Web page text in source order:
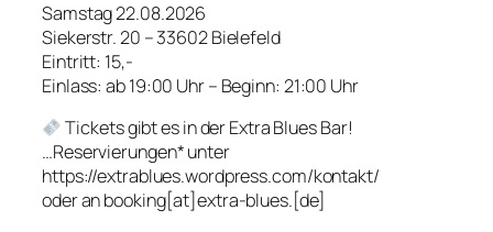
Samstag 22.08.2026
Siekerstr. 20 – 33602 Bielefeld
Eintritt: 15,-
Einlass: ab 19:00 Uhr – Beginn: 21:00 Uhr
Tickets gibt es in der Extra Blues Bar!
…Reservierungen* unter
https://extrablues.wordpress.com/kontakt/
oder an booking[at]extra-blues.[de]